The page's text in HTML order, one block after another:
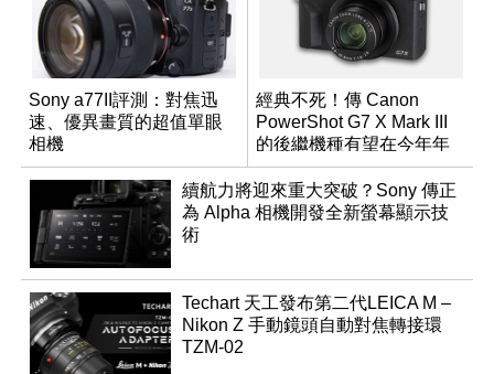
Sony a77II評測：對焦迅
速、優異畫質的超值單眼
相機
經典不死！傳 Canon
PowerShot G7 X Mark III
的後繼機種有望在今年年
底前推出？
續航力將迎來重大突破？Sony 傳正
為 Alpha 相機開發全新螢幕顯示技
術
Techart 天工發布第二代LEICA M –
Nikon Z 手動鏡頭自動對焦轉接環
TZM-02